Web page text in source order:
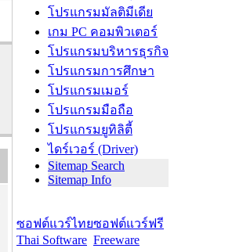
โปรแกรมมัลติมีเดีย
เกม PC คอมพิวเตอร์
โปรแกรมบริหารธุรกิจ
โปรแกรมการศึกษา
โปรแกรมเมอร์
โปรแกรมมือถือ
โปรแกรมยูทิลิตี้
ไดร์เวอร์ (Driver)
Sitemap Search
Sitemap Info
ซอฟต์แวร์ไทย
Thai Software
ซอฟต์แวร์ฟรี
Freeware